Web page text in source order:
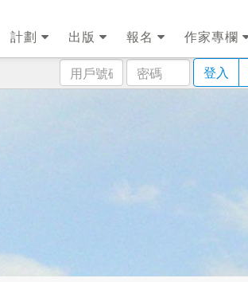
計劃 出版 報名
作家專欄
用
戶
密
碼
登入